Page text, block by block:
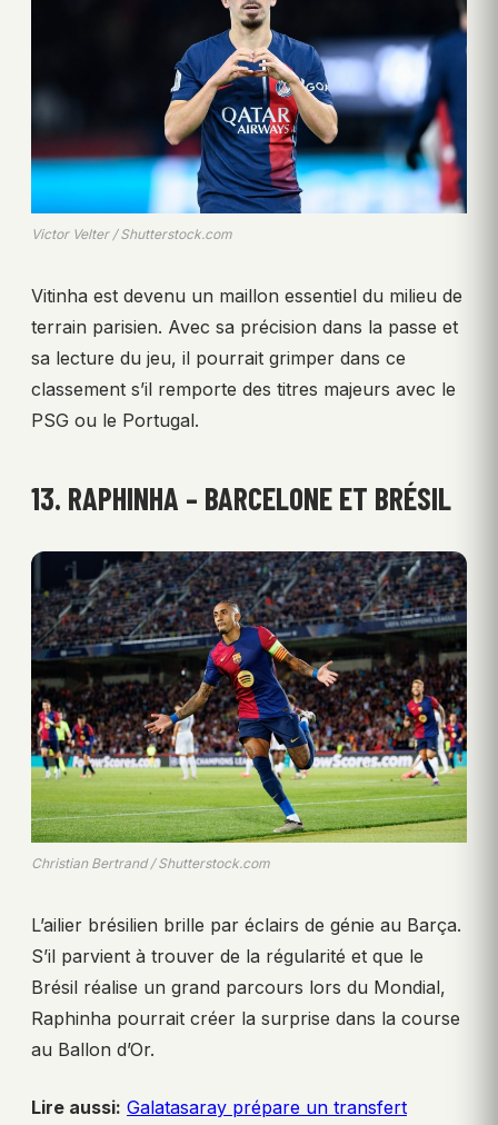
Victor Velter / Shutterstock.com
Vitinha est devenu un maillon essentiel du milieu de
terrain parisien. Avec sa précision dans la passe et
sa lecture du jeu, il pourrait grimper dans ce
classement s’il remporte des titres majeurs avec le
PSG ou le Portugal.
13. RAPHINHA – BARCELONE ET BRÉSIL
Christian Bertrand / Shutterstock.com
L’ailier brésilien brille par éclairs de génie au Barça.
S’il parvient à trouver de la régularité et que le
Brésil réalise un grand parcours lors du Mondial,
Raphinha pourrait créer la surprise dans la course
au Ballon d’Or.
Lire aussi: Galatasaray prépare un transfert